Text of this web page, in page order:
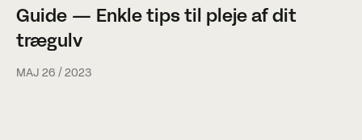
Guide — Enkle tips til pleje af dit
trægulv
MAJ 26 / 2023